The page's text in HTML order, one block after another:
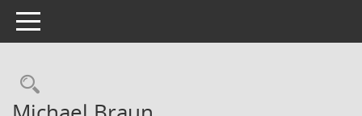
Toggle navigation
Rechercheauswahl